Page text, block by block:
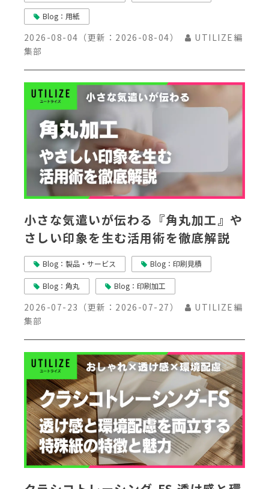
Blog：用紙
2026-08-04 （更新： 2026-08-04）
UTILIZE編
集部
小さな気遣いが伝わる『角丸加工』や
さしい印象を生む活用術を徹底解説
Blog：製品・サービス Blog：印刷見積
Blog：角丸 Blog：印刷加工
2026-07-23 （更新： 2026-07-27）
UTILIZE編
集部